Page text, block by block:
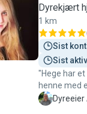
Dyrekjært
1 km
Sist
Sist
"Hege har
henne med
som helst).
A